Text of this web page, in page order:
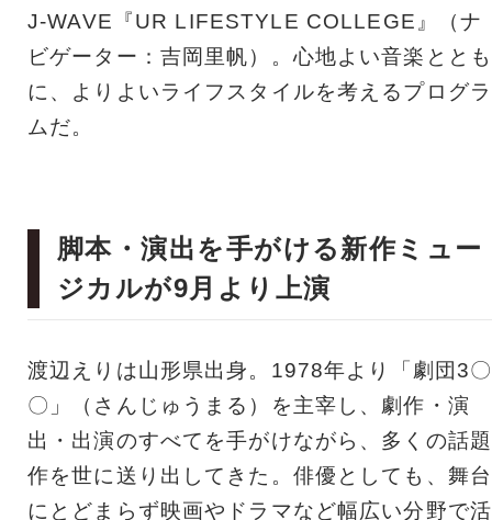
J-WAVE『UR LIFESTYLE COLLEGE』（ナ
ビゲーター：吉岡里帆）。心地よい音楽ととも
に、よりよいライフスタイルを考えるプログラ
ムだ。
脚本・演出を手がける新作ミュー
ジカルが9月より上演
渡辺えりは山形県出身。1978年より「劇団3〇
〇」（さんじゅうまる）を主宰し、劇作・演
出・出演のすべてを手がけながら、多くの話題
作を世に送り出してきた。俳優としても、舞台
にとどまらず映画やドラマなど幅広い分野で活